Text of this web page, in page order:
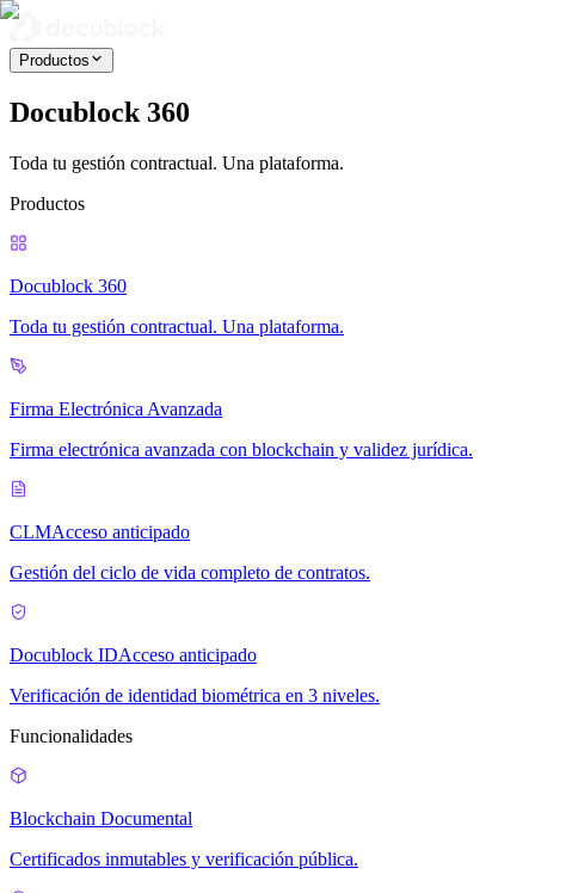
Productos
Docublock 360
Toda tu gestión contractual. Una plataforma.
Productos
Docublock 360
Toda tu gestión contractual. Una plataforma.
Firma Electrónica Avanzada
Firma electrónica avanzada con blockchain y validez jurídica.
CLMAcceso anticipado
Gestión del ciclo de vida completo de contratos.
Docublock IDAcceso anticipado
Verificación de identidad biométrica en 3 niveles.
Funcionalidades
Blockchain Documental
Certificados inmutables y verificación pública.